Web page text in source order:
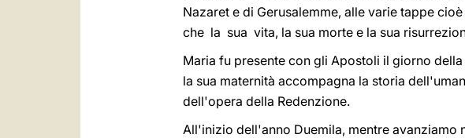
Nazaret e di Gerusalemme, alle varie tappe
che la sua vita, la sua morte e la sua
Maria fu presente con gli Apostoli il giorno
la sua maternità accompagna la storia
dell'opera della Redenzione.
All'inizio dell'anno Duemila, mentre